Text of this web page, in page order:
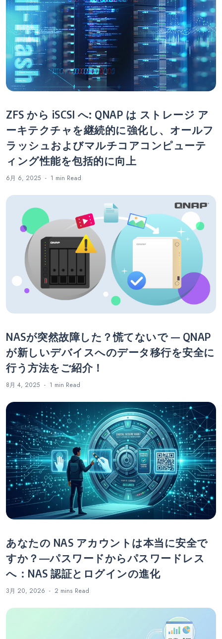
ー
シ
ョ
ン
ZFS から iSCSI へ: QNAP は ストレージ ア
ーキテクチャを継続的に強化し、オールフ
ラッシュおよびマルチコアコンピューテ
ィング性能を包括的に向上
6月 6, 2025 1 min Read
NASが突然故障した？慌てないで — QNAP
が新しいデバイスへのデータ移行を安全に
行う方法をご紹介！
8月 4, 2025 1 min Read
あなたの NAS アカウントは本当に安全で
すか？―パスワードからパスワードレス
へ：NAS 認証とログインの進化
3月 20, 2026 2 mins Read